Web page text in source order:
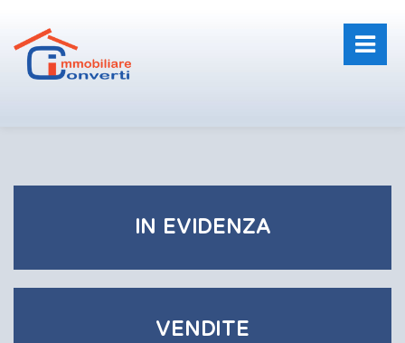
IN EVIDENZA
VENDITE